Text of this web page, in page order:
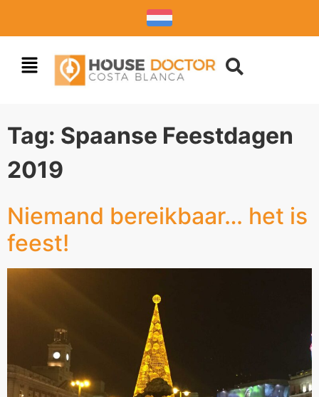
Tag: Spaanse Feestdagen
2019
Niemand bereikbaar… het is
feest!